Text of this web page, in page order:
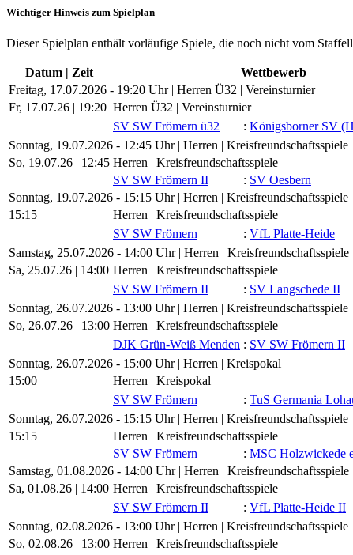
Wichtiger Hinweis zum Spielplan
Dieser Spielplan enthält vorläufige Spiele, die noch nicht vom
Datum | Zeit Wettbewerb
Freitag, 17.07.2026 - 19:20 Uhr | Herren Ü32 | Vereinsturnier
Fr, 17.07.26 | 19:20 Herren Ü32 | Vereinsturnier
SV SW Frömern ü32
: Königsborner SV
Sonntag, 19.07.2026 - 12:45 Uhr | Herren | Kreisfreundschaftsspiele
So, 19.07.26 | 12:45 Herren | Kreisfreundschaftsspiele
SV SW Frömern II
: SV Oesbern
Sonntag, 19.07.2026 - 15:15 Uhr | Herren | Kreisfreundschaftsspiele
15:15
Herren | Kreisfreundschaftsspiele
SV SW Frömern
: VfL Platte-Heide
Samstag, 25.07.2026 - 14:00 Uhr | Herren | Kreisfreundschaftsspiele
Sa, 25.07.26 | 14:00 Herren | Kreisfreundschaftsspiele
SV SW Frömern II
: SV Langschede II
Sonntag, 26.07.2026 - 13:00 Uhr | Herren | Kreisfreundschaftsspiele
So, 26.07.26 | 13:00 Herren | Kreisfreundschaftsspiele
DJK Grün-Weiß Menden : SV SW Frömern II
Sonntag, 26.07.2026 - 15:00 Uhr | Herren | Kreispokal
15:00
Herren | Kreispokal
SV SW Frömern
: TuS Germania
Sonntag, 26.07.2026 - 15:15 Uhr | Herren | Kreisfreundschaftsspiele
15:15
Herren | Kreisfreundschaftsspiele
SV SW Frömern
: MSC Holzwickede
Samstag, 01.08.2026 - 14:00 Uhr | Herren | Kreisfreundschaftsspiele
Sa, 01.08.26 | 14:00 Herren | Kreisfreundschaftsspiele
SV SW Frömern II
: VfL Platte-Heide II
Sonntag, 02.08.2026 - 13:00 Uhr | Herren | Kreisfreundschaftsspiele
So, 02.08.26 | 13:00 Herren | Kreisfreundschaftsspiele